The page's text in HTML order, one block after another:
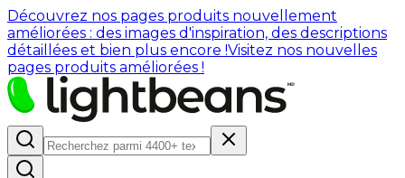
Découvrez nos pages produits nouvellement
améliorées : des images d'inspiration, des descriptions
détaillées et bien plus encore !Visitez nos nouvelles
pages produits améliorées !